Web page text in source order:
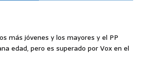
más jóvenes y los mayores y el PP
edad, pero es superado por Vox en el